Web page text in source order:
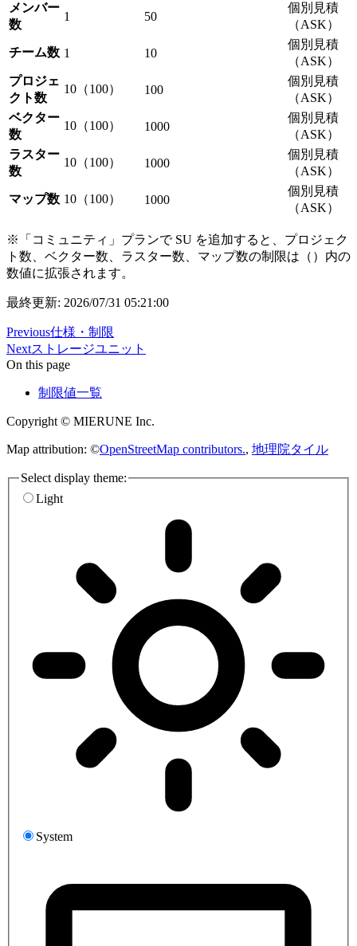
メンバー
数
1 50
個別見積
（ASK）
チーム数 1 10
個別見積
（ASK）
プロジェ
クト数
10（100） 100
個別見積
（ASK）
ベクター
数
10（100） 1000
個別見積
（ASK）
ラスター
数
10（100） 1000
個別見積
（ASK）
マップ数 10（100） 1000
個別見積
（ASK）
※「コミュニティ」プランで SU を追加すると、プロジェク
ト数、ベクター数、ラスター数、マップ数の制限は（）内の
数値に拡張されます。
最終更新: 2026/07/31 05:21:00
Previous仕様・制限
Nextストレージユニット
On this page
制限値一覧
Copyright © MIERUNE Inc.
Map attribution: ©OpenStreetMap contributors., 地理院タイル
Select display theme:
Light
System